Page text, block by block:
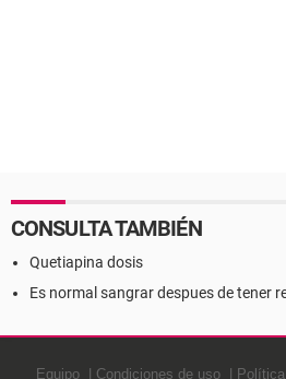
CONSULTA TAMBIÉN
Quetiapina dosis
Es normal sangrar despues de tener
Equipo Condiciones de uso